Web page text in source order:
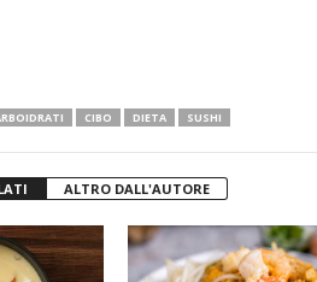
CIBO DIETA SUSHI
ALTRO DALL'AUTORE